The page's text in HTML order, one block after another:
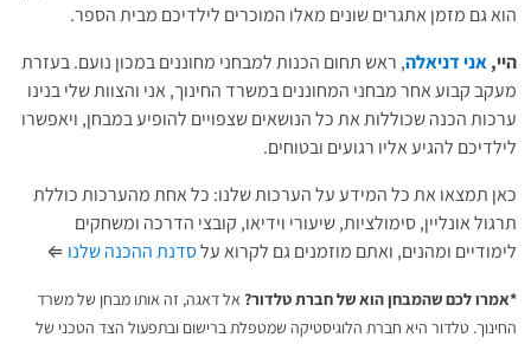
הוא גם מזמן אתגרים שונים מאלו המוכרים לילדיכם מבית הספר.
היי,אני דניאלה, ראש תחום הכנות למבחני מחוננים במכון נועם. בעזרת
מעקב קבוע אחר מבחני המחוננים במשרד החינוך, אני והצוות שלי בנינו
ערכות הכנה שכוללות את כל הנושאים שצפויים להופיע במבחן, ויאפשרו
לילדיכם להגיע אליו רגועים ובטוחים.
כאן תמצאו את כל המידע על הערכות שלנו: כל אחת מהערכות כוללת
תרגול אונליין, סימולציות, שיעורי וידיאו, קובצי הדרכה ומשחקים
לימודיים ומהנים, ואתם מוזמנים גם לקרוא עלסדנת ההכנה שלנו ⇐
*אמרו לכם שהמבחן הוא של חברת טלדור? אל דאגה, זה אותו מבחן של משרד
החינוך. טלדור היא חברת הלוגיסטיקה שמטפלת ברישום ובתפעול הצד הטכני של